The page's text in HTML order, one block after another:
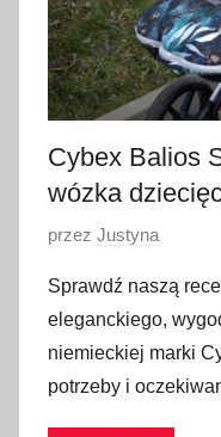
Cybex Balios
wózka
O
u
b
l
i
przez Justyna
Sprawdź naszą
eleganckiego,
niemieckiej marki
potrzeby i